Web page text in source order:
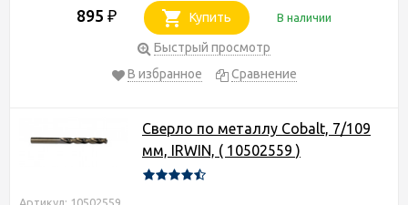
895 ₽ Купить В наличии
Быстрый просмотр
В избранное
Сравнение
Сверло по металлу Cobalt, 7/109
мм, IRWIN, ( 10502559 )
Артикул: 10502559